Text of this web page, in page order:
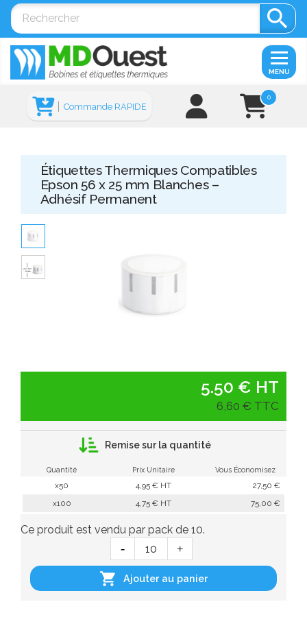

0
Commande RAPIDE
MENU
Étiquettes Thermiques Compatibles
Epson 56 x 25 mm Blanches –
Adhésif Permanent
5.50 € HT
6,60 € TTC
Remise sur la quantité
Quantité Prix Unitaire Vous Économisez
x50 4,95 € HT
27,50 €
x100
4,75 € HT 75,00 €
Ce produit est vendu par pack de 10.
 Ajouter au panier